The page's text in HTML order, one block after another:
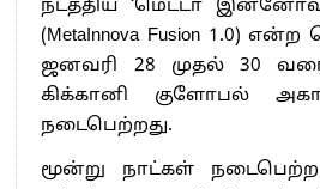
நடத்திய ‘மெட்டா
(MetaInnova Fusion 1.0)
ஜனவரி 28 முதல் 30
கிக்கானி குளோபல்
நடைபெற்றது.
மூன்று நாட்கள்